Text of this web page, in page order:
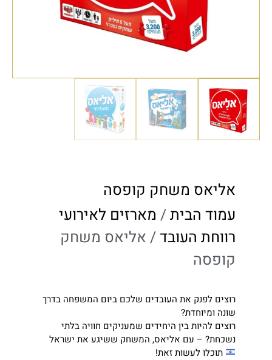
אליאס משחק קופסה
עמוד הבית/ מארזים לאירועי
רווחת העובד/ אליאס משחק
קופסה
רוצים לפנק את העובדים שלכם ביום המשפחה בדרך
שונה ומיוחדת?
רוצים להיות בין היחידים שמעניקים חוויה בלתי
נשכחת? – עם אליאס, המשחק ששיגע את ישראל
תוכלו לעשות זאת!